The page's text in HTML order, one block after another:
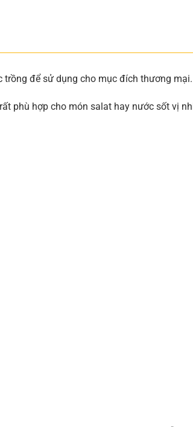
trồng để sử dụng cho mục đích thương mại.
phù hợp cho món salat hay nước sốt vị